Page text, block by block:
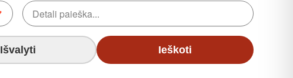
Išvalyti Ieškoti